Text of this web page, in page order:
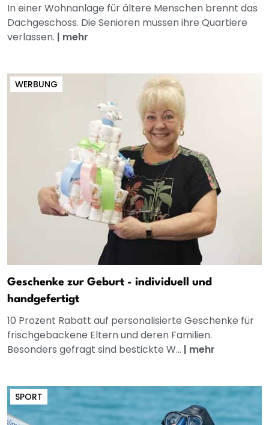
In einer Wohnanlage für ältere Menschen brennt das
Dachgeschoss. Die Senioren müssen ihre Quartiere
verlassen. | mehr
WERBUNG
Geschenke zur Geburt - individuell und
handgefertigt
10 Prozent Rabatt auf personalisierte Geschenke für
frischgebackene Eltern und deren Familien.
Besonders gefragt sind bestickte W... | mehr
SPORT